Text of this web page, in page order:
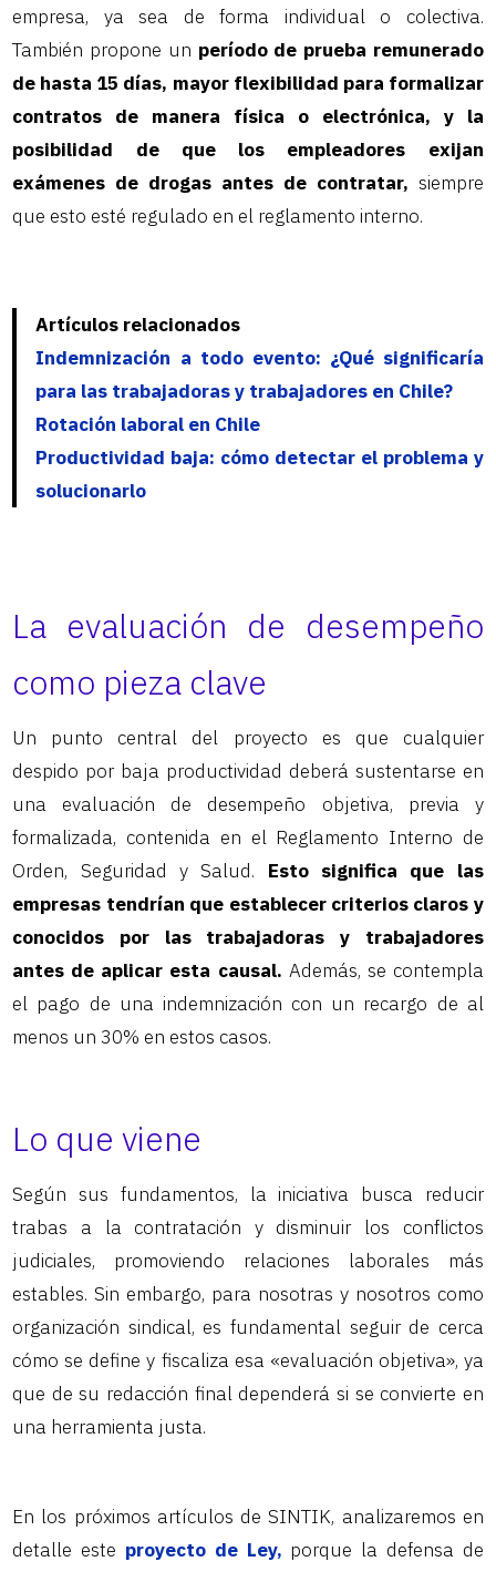
empresa, ya sea de forma individual o colectiva.
También propone un período de prueba remunerado
de hasta 15 días, mayor flexibilidad para formalizar
contratos de manera física o electrónica, y la
posibilidad de que los empleadores exijan
exámenes de drogas antes de contratar, siempre
que esto esté regulado en el reglamento interno.
Artículos relacionados
Indemnización a todo evento: ¿Qué significaría
para las trabajadoras y trabajadores en Chile?
Rotación laboral en Chile
Productividad baja: cómo detectar el problema y
solucionarlo
La evaluación de desempeño
como pieza clave
Un punto central del proyecto es que cualquier
despido por baja productividad deberá sustentarse en
una evaluación de desempeño objetiva, previa y
formalizada, contenida en el Reglamento Interno de
Orden, Seguridad y Salud. Esto significa que las
empresas tendrían que establecer criterios claros y
conocidos por las trabajadoras y trabajadores
antes de aplicar esta causal. Además, se contempla
el pago de una indemnización con un recargo de al
menos un 30% en estos casos.
Lo que viene
Según sus fundamentos, la iniciativa busca reducir
trabas a la contratación y disminuir los conflictos
judiciales, promoviendo relaciones laborales más
estables. Sin embargo, para nosotras y nosotros como
organización sindical, es fundamental seguir de cerca
cómo se define y fiscaliza esa «evaluación objetiva», ya
que de su redacción final dependerá si se convierte en
una herramienta justa.
En los próximos artículos de SINTIK, analizaremos en
detalle este proyecto de Ley, porque la defensa de